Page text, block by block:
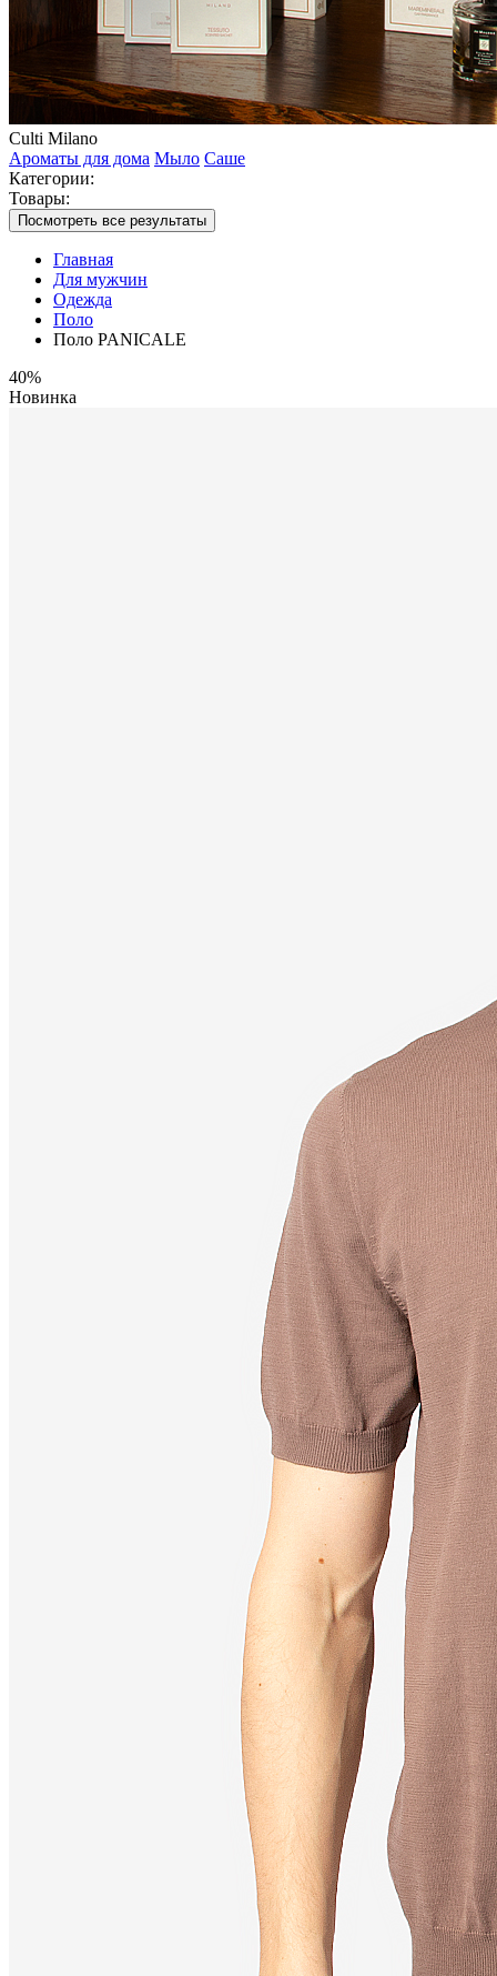
Culti Milano
Ароматы для дома Мыло Саше
Категории:
Товары:
Посмотреть все результаты
Главная
Для мужчин
Одежда
Поло
Поло PANICALE
40%
Новинка